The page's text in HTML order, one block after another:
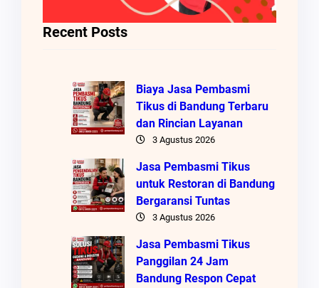
Recent Posts
Biaya Jasa Pembasmi
Tikus di Bandung Terbaru
dan Rincian Layanan
3 Agustus 2026
Jasa Pembasmi Tikus
untuk Restoran di Bandung
Bergaransi Tuntas
3 Agustus 2026
Jasa Pembasmi Tikus
Panggilan 24 Jam
Bandung Respon Cepat